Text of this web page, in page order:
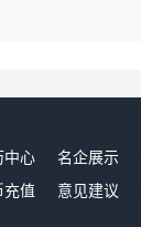
中心 名企展示
充值 意见建议